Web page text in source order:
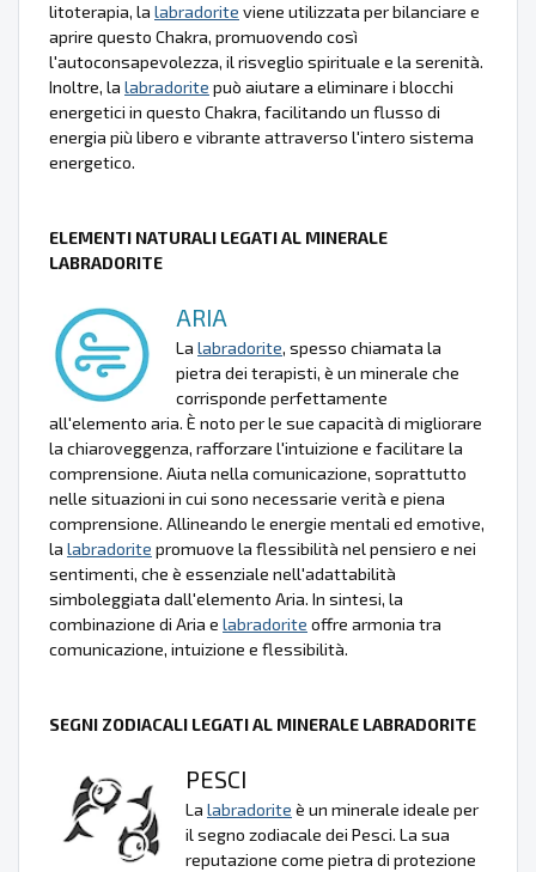
litoterapia, la labradorite viene utilizzata per bilanciare e
aprire questo Chakra, promuovendo così
l'autoconsapevolezza, il risveglio spirituale e la serenità.
Inoltre, la labradorite può aiutare a eliminare i blocchi
energetici in questo Chakra, facilitando un flusso di
energia più libero e vibrante attraverso l'intero sistema
energetico.
ELEMENTI NATURALI LEGATI AL MINERALE
LABRADORITE
ARIA
La labradorite, spesso chiamata la
pietra dei terapisti, è un minerale che
corrisponde perfettamente
all'elemento aria. È noto per le sue capacità di migliorare
la chiaroveggenza, rafforzare l'intuizione e facilitare la
comprensione. Aiuta nella comunicazione, soprattutto
nelle situazioni in cui sono necessarie verità e piena
comprensione. Allineando le energie mentali ed emotive,
la labradorite promuove la flessibilità nel pensiero e nei
sentimenti, che è essenziale nell'adattabilità
simboleggiata dall'elemento Aria. In sintesi, la
combinazione di Aria e labradorite offre armonia tra
comunicazione, intuizione e flessibilità.
SEGNI ZODIACALI LEGATI AL MINERALE LABRADORITE
PESCI
La labradorite è un minerale ideale per
il segno zodiacale dei Pesci. La sua
reputazione come pietra di protezione